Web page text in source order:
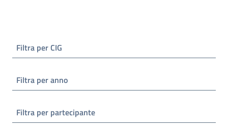
Filtra per CIG
Filtra per anno
Filtra per partecipante